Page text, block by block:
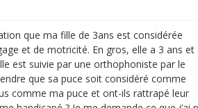
que ma fille de 3ans est considérée
et de motricité. En gros, elle a 3 ans et
est suivie par une orthophoniste par le
que sa puce soit considéré comme
comme ma puce et ont-ils rattrapé leur